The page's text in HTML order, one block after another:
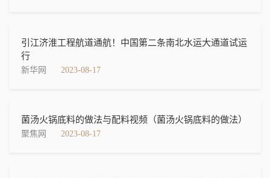
引江济淮工程航道通航！中国第二条南北水运大通道试运
行
新华网 2023-08-17
菌汤火锅底料的做法与配料视频（菌汤火锅底料的做法）
聚焦网 2023-08-17